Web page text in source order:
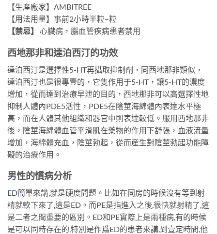
【生產廠家】AMBITREE
【用法用量】事前2小時半粒–粒
【禁忌】
心臟病，腦血管疾病患者禁用
西地那非和達泊西汀的功效
達泊西汀是選擇性5-HT再攝取抑制劑，同西地那非類似，
達泊西汀也是很專壹的，它隻作用于5-HT，讓5-HT的濃度
增加，從而達到治療早泄的目的，西地那非可以高選擇性地
抑制人體內PDE5活性，PDE5在陰莖海綿體內表達水平極
高，而在人體其他組織和器官中則表達較低。服用西地那非
後，陰莖海綿體血管平滑肌在藥物的作用下舒張，血液流量
增加，海綿體充血，陰莖勃起，從而産生對陰莖勃起功能障
礙的治療作用。
男性的慣病分析
ED簡單來講,就是硬度問題。比如在同房的時候沒有等到射
精就軟下來了,這是ED。而PE是指進入之後,很快就射精了,這
是二者之間重要的區別。ED和PE實際上是兩種病,有的時候
是可以同時存在的,特別是作爲ED的患者來講,到壹定時間,他